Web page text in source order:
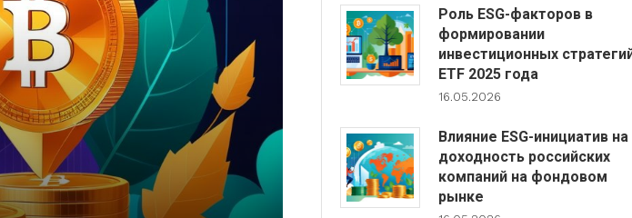
Роль ESG-факторов в
формировании
инвестиционных
ETF 2025 года
16.05.2026
Влияние ESG-инициатив на
доходность российских
компаний на фондовом
рынке